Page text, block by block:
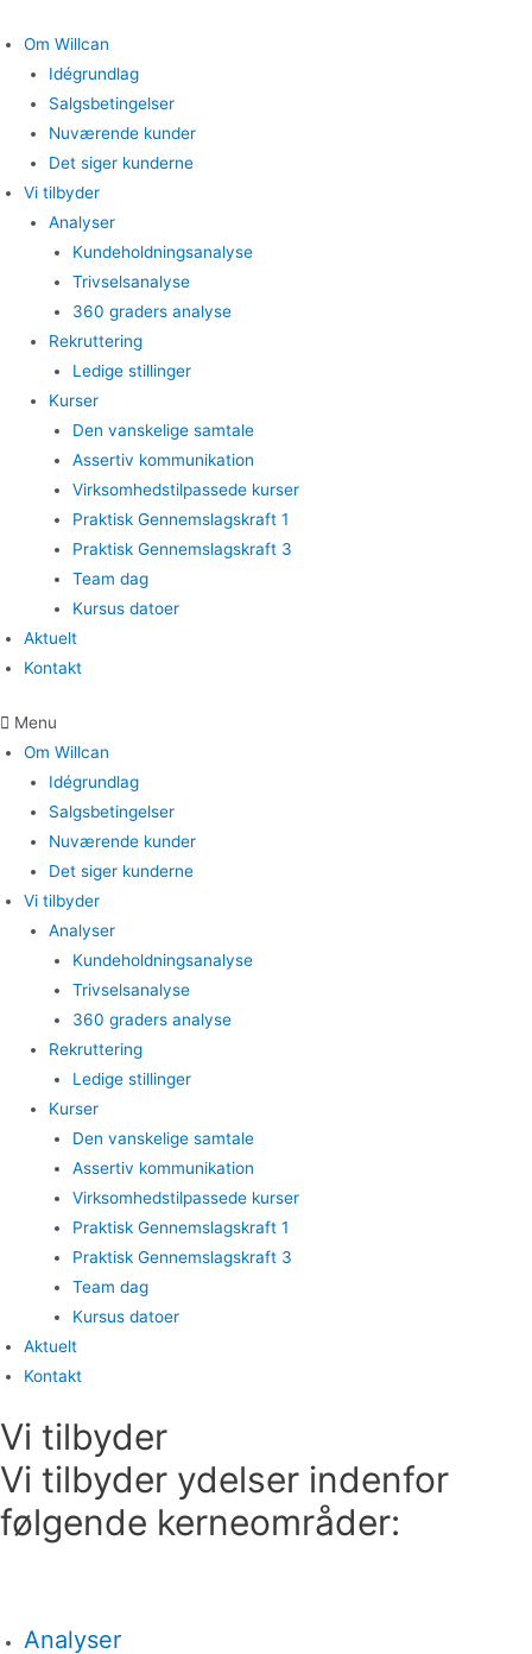
to
content
Om Willcan
Idégrundlag
Salgsbetingelser
Nuværende kunder
Det siger kunderne
Vi tilbyder
Analyser
Kundeholdningsanalyse
Trivselsanalyse
360 graders analyse
Rekruttering
Ledige stillinger
Kurser
Den vanskelige samtale
Assertiv kommunikation
Virksomhedstilpassede kurser
Praktisk Gennemslagskraft 1
Praktisk Gennemslagskraft 3
Team dag
Kursus datoer
Aktuelt
Kontakt
Menu
Om Willcan
Idégrundlag
Salgsbetingelser
Nuværende kunder
Det siger kunderne
Vi tilbyder
Analyser
Kundeholdningsanalyse
Trivselsanalyse
360 graders analyse
Rekruttering
Ledige stillinger
Kurser
Den vanskelige samtale
Assertiv kommunikation
Virksomhedstilpassede kurser
Praktisk Gennemslagskraft 1
Praktisk Gennemslagskraft 3
Team dag
Kursus datoer
Aktuelt
Kontakt
Vi tilbyder
Vi tilbyder ydelser indenfor
følgende kerneområder:
Analyser